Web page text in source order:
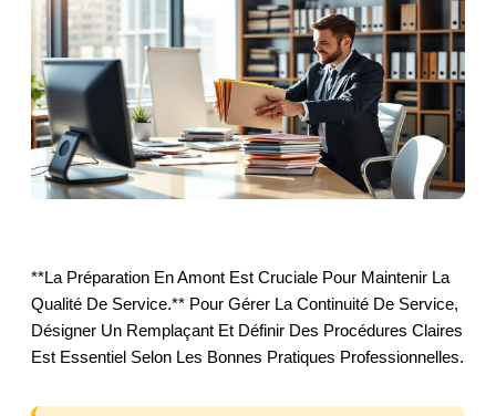
**La Préparation En Amont Est Cruciale Pour Maintenir La
Qualité De Service.** Pour Gérer La Continuité De Service,
Désigner Un Remplaçant Et Définir Des Procédures Claires
Est Essentiel Selon Les Bonnes Pratiques Professionnelles.